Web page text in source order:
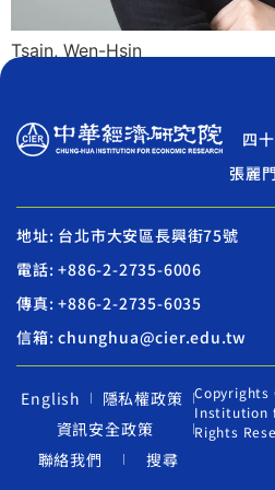
Tsain, Wen-Hsin
四
張麗
地址: 台北市大安區長興街75號
電話: +886-2-2735-6006
傳真: +886-2-2735-6035
信箱: chunghua@cier.edu.tw
English
隱私權政策
資訊安全政策
聯絡我們
搜尋
Copyrights
Institution
Rights